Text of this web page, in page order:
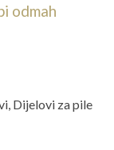
odmah
Dijelovi za pile